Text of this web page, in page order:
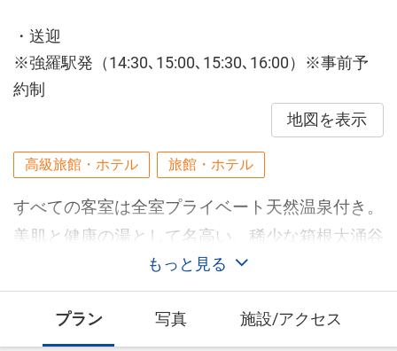
・送迎
※強羅駅発（14:30､15:00､15:30､16:00）※事前予
約制
地図を表示
高級旅館・ホテル 旅館・ホテル
もっと見る
すべての客室は全室プライベート天然温泉付き。
美肌と健康の湯として名高い、稀少な箱根大涌谷
温泉に、お好きな時に何度でもご入浴いただけま
す。おこもり空間で、気の向くまま、長い湯浴み
をするもよし。最高級天然石を使用した浴槽はど
プラン 写真 施設/アクセス